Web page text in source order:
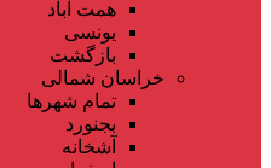
همت آباد
یونسی
بازگشت
خراسان شمالی
تمام شهر‌ها
بجنورد
آشخانه